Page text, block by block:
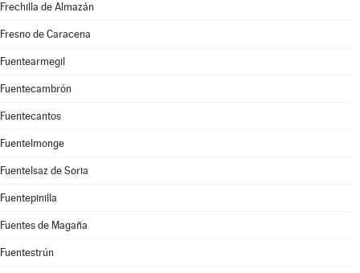
Frechilla de Almazán
Fresno de Caracena
Fuentearmegil
Fuentecambrón
Fuentecantos
Fuentelmonge
Fuentelsaz de Soria
Fuentepinilla
Fuentes de Magaña
Fuentestrún